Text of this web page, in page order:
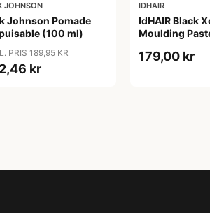
JOHNSON
Johnson Pomade
(100 ml)
PRIS 189,95 KR
kr
IDHAIR
IdHAIR Black
Moulding
179,00 kr